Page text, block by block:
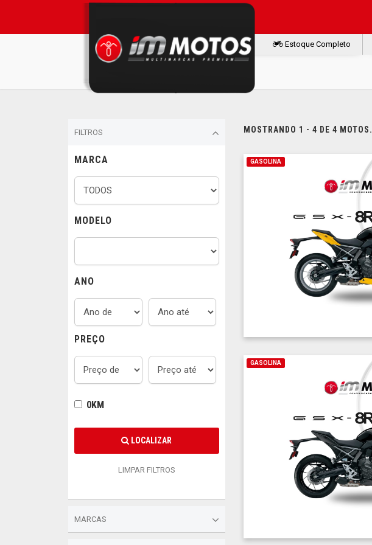
Estoque Completo
FILTROS
MARCA
MODELO
ANO
PREÇO
0KM
LOCALIZAR
LIMPAR FILTROS
MARCAS
MOSTRANDO 1 - 4 DE 4 MOTOS.
GASOLINA
GASOLINA